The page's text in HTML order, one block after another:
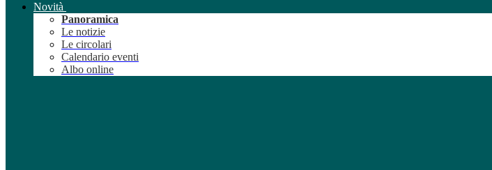
Novità
Panoramica
Le notizie
Le circolari
Calendario eventi
Albo online